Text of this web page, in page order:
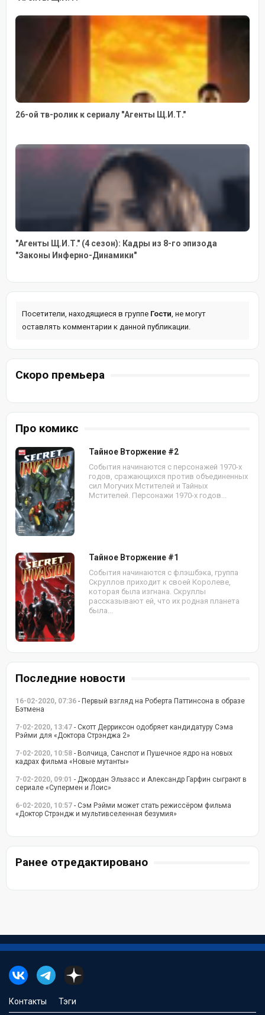
26-ой тв-ролик к сериалу "Агенты Щ.И.Т."
"Агенты Щ.И.Т." (4 сезон): Кадры из 8-го эпизода
"Законы Инферно-Динамики"
Посетители, находящиеся в группе Гости, не могут
оставлять комментарии к данной публикации.
Скоро премьера
Про комикс
Тайное Вторжение #2
События начинаются с персонажей 1970-х
годов, сражающихся против объединенных
сил Могучих Мстителей и Тайных
Мстителей. Персонажи 1970-х годов...
Тайное Вторжение #1
События начинаются с флэшбэка, группа
Скруллов приходит к своей Королеве,
которая была изгнана. Скруллы
рассказывают ей, что их родная планета
была...
Последние новости
16-02-2020, 07:36 - Первый взгляд на Роберта Паттинсона в образе
Бэтмена
7-02-2020, 13:47 - Скотт Дерриксон одобряет кандидатуру Сэма
Рэйми для «Доктора Стрэнджа 2»
7-02-2020, 10:58 - Волчица, Санспот и Пушечное ядро на новых
кадрах фильма «Новые мутанты»
7-02-2020, 09:01 - Джордан Эльзасс и Александр Гарфин сыграют в
сериале «Супермен и Лоис»
6-02-2020, 10:57 - Сэм Рэйми может стать режиссёром фильма
«Доктор Стрэндж и мультивселенная безумия»
Ранее отредактировано
Контакты Тэги